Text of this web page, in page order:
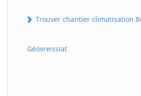
Trouver chantier climatisation
Géovreissiat